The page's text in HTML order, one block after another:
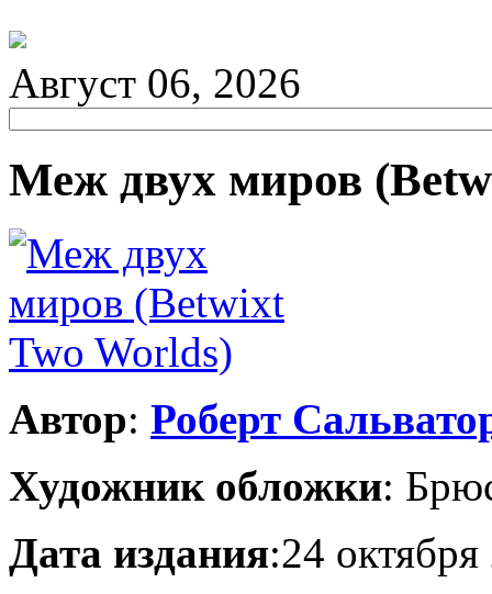
Август 06, 2026
Меж двух миров
Автор: Роберт
Художник обложки:
Дата издания:24 октября